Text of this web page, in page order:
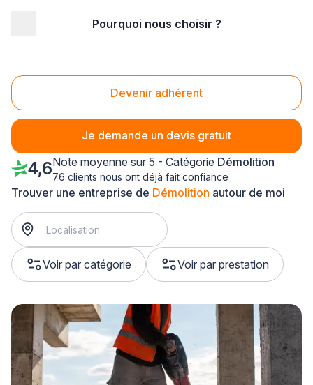
Pourquoi nous choisir ?
Devenir adhérent
Je demande un devis gratuit
Démolition Nord (59)
Trouver une entreprise de Démolition autour de moi
Voir par catégorie Voir par prestation
4,6Note moyenne sur 5 - Catégorie Démolition
76 clients nous ont déjà fait confiance